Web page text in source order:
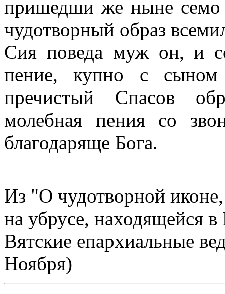
пришедши же ныне семо
чудотворный образ
Сия поведа муж он, и
пение, купно с
пречистый Спасов
молебная пения со
благодаряще Бога.
Из "О чудотворной
на убрусе, находящейся
Вятские епархиальные
Ноября)